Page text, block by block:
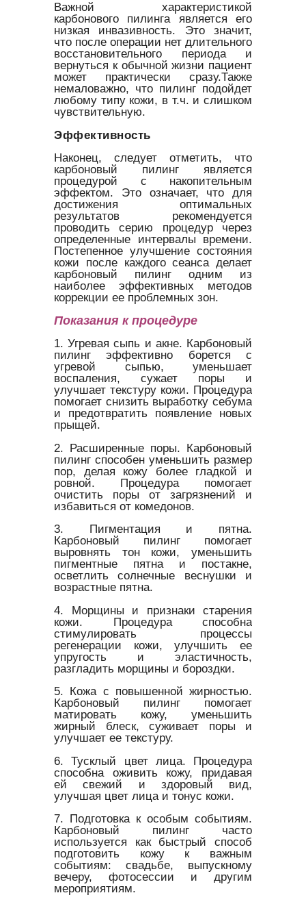
Важной характеристикой
карбонового пилинга является его
низкая инвазивность. Это значит,
что после операции нет длительного
восстановительного периода и
вернуться к обычной жизни пациент
может практически сразу.Также
немаловажно, что пилинг подойдет
любому типу кожи, в т.ч. и слишком
чувствительную.
Эффективность
Наконец, следует отметить, что
карбоновый пилинг является
процедурой с накопительным
эффектом. Это означает, что для
достижения оптимальных
результатов рекомендуется
проводить серию процедур через
определенные интервалы времени.
Постепенное улучшение состояния
кожи после каждого сеанса делает
карбоновый пилинг одним из
наиболее эффективных методов
коррекции ее проблемных зон.
Показания к процедуре
1. Угревая сыпь и акне. Карбоновый
пилинг эффективно борется с
угревой сыпью, уменьшает
воспаления, сужает поры и
улучшает текстуру кожи. Процедура
помогает снизить выработку себума
и предотвратить появление новых
прыщей.
2. Расширенные поры. Карбоновый
пилинг способен уменьшить размер
пор, делая кожу более гладкой и
ровной. Процедура помогает
очистить поры от загрязнений и
избавиться от комедонов.
3. Пигментация и пятна.
Карбоновый пилинг помогает
выровнять тон кожи, уменьшить
пигментные пятна и постакне,
осветлить солнечные веснушки и
возрастные пятна.
4. Морщины и признаки старения
кожи. Процедура способна
стимулировать процессы
регенерации кожи, улучшить ее
упругость и эластичность,
разгладить морщины и бороздки.
5. Кожа с повышенной жирностью.
Карбоновый пилинг помогает
матировать кожу, уменьшить
жирный блеск, суживает поры и
улучшает ее текстуру.
6. Тусклый цвет лица. Процедура
способна оживить кожу, придавая
ей свежий и здоровый вид,
улучшая цвет лица и тонус кожи.
7. Подготовка к особым событиям.
Карбоновый пилинг часто
используется как быстрый способ
подготовить кожу к важным
событиям: свадьбе, выпускному
вечеру, фотосессии и другим
мероприятиям.